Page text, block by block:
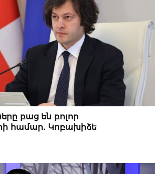
բաց են բոլոր
համար․ Կոբախիձե